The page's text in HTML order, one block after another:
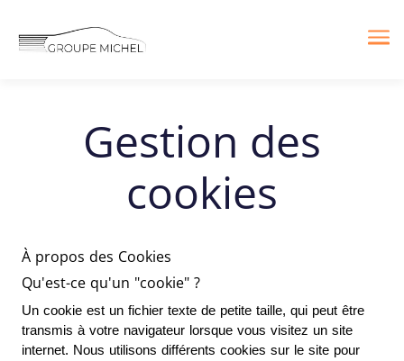
Gestion des
cookies
À propos des Cookies
Qu'est-ce qu'un "cookie" ?
Un cookie est un fichier texte de petite taille, qui peut être
transmis à votre navigateur lorsque vous visitez un site
internet. Nous utilisons différents cookies sur le site pour